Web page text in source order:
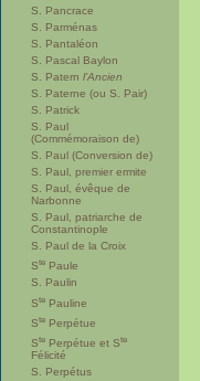
S. Pancrace
S. Parménas
S. Pantaléon
S. Pascal Baylon
S. Patern l’Ancien
S. Paterne (ou S. Pair)
S. Patrick
S. Paul
(Commémoraison de)
S. Paul (Conversion de)
S. Paul, premier ermite
S. Paul, évêque de
Narbonne
S. Paul, patriarche de
Constantinople
S. Paul de la Croix
Ste Paule
S. Paulin
Ste Pauline
Ste Perpétue
Ste Perpétue et Ste
Félicité
S. Perpétus